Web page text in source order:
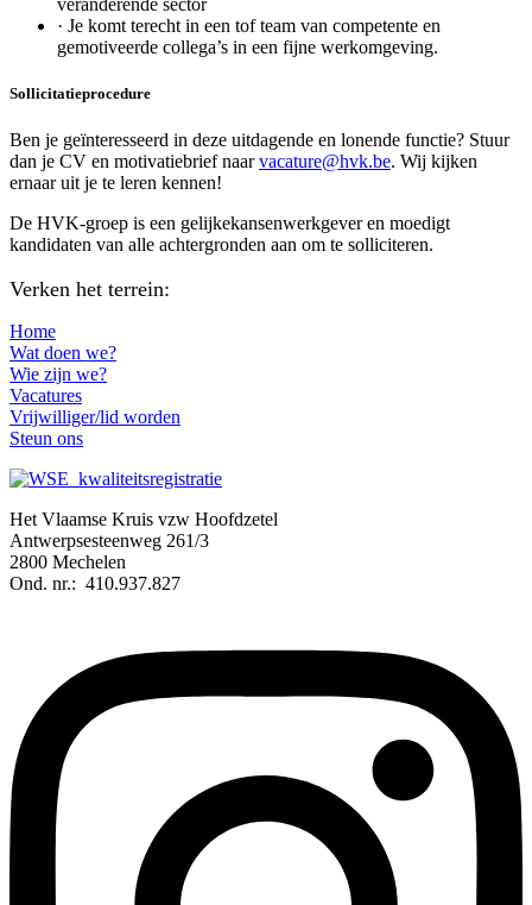
· Je komt terecht in een tof team van competente en
gemotiveerde collega’s in een fijne werkomgeving.
Sollicitatieprocedure
Ben je geïnteresseerd in deze uitdagende en lonende functie? Stuur
dan je CV en motivatiebrief naarvacature@hvk.be. Wij kijken
ernaar uit je te leren kennen!
De HVK-groep is een gelijkekansenwerkgever en moedigt
kandidaten van alle achtergronden aan om te solliciteren.
Verken het terrein:
Home
Wat doen we?
Wie zijn we?
Vacatures
Vrijwilliger/lid worden
Steun ons
Het Vlaamse Kruis vzw Hoofdzetel
Antwerpsesteenweg 261/3
2800 Mechelen
Ond. nr.: 410.937.827